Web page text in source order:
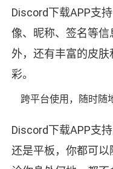
Discord下载APP支
像、昵称、签名等
外，还有丰富的皮
彩。
跨平台使用，随时随
Discord下载APP支
还是平板，你都可